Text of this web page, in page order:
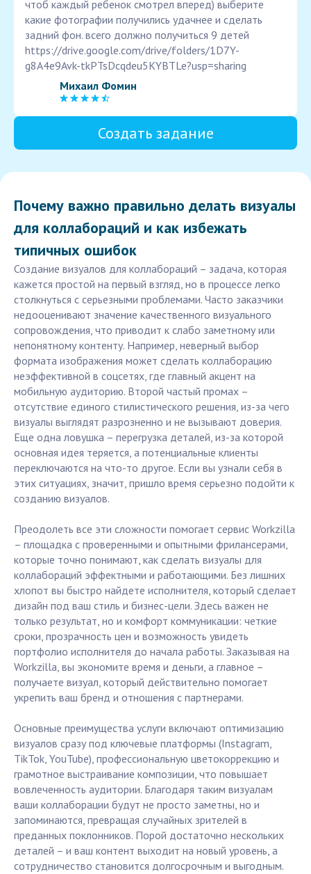
чтоб каждый ребенок смотрел вперед) выберите
какие фотографии получились удачнее и сделать
задний фон. всего должно получиться 9 детей
https://drive.google.com/drive/folders/1D7Y-
g8A4e9Avk-tkPTsDcqdeu5KYBTLe?usp=sharing
Михаил Фомин
Создать задание
Почему важно правильно делать визуалы
для коллабораций и как избежать
типичных ошибок
Создание визуалов для коллабораций – задача, которая
кажется простой на первый взгляд, но в процессе легко
столкнуться с серьезными проблемами. Часто заказчики
недооценивают значение качественного визуального
сопровождения, что приводит к слабо заметному или
непонятному контенту. Например, неверный выбор
формата изображения может сделать коллаборацию
неэффективной в соцсетях, где главный акцент на
мобильную аудиторию. Второй частый промах –
отсутствие единого стилистического решения, из-за чего
визуалы выглядят разрозненно и не вызывают доверия.
Еще одна ловушка – перегрузка деталей, из-за которой
основная идея теряется, а потенциальные клиенты
переключаются на что-то другое. Если вы узнали себя в
этих ситуациях, значит, пришло время серьезно подойти к
созданию визуалов.
Преодолеть все эти сложности помогает сервис Workzilla
– площадка с проверенными и опытными фрилансерами,
которые точно понимают, как сделать визуалы для
коллабораций эффектными и работающими. Без лишних
хлопот вы быстро найдете исполнителя, который сделает
дизайн под ваш стиль и бизнес-цели. Здесь важен не
только результат, но и комфорт коммуникации: четкие
сроки, прозрачность цен и возможность увидеть
портфолио исполнителя до начала работы. Заказывая на
Workzilla, вы экономите время и деньги, а главное –
получаете визуал, который действительно помогает
укрепить ваш бренд и отношения с партнерами.
Основные преимущества услуги включают оптимизацию
визуалов сразу под ключевые платформы (Instagram,
TikTok, YouTube), профессиональную цветокоррекцию и
грамотное выстраивание композиции, что повышает
вовлеченность аудитории. Благодаря таким визуалам
ваши коллаборации будут не просто заметны, но и
запоминаются, превращая случайных зрителей в
преданных поклонников. Порой достаточно нескольких
деталей – и ваш контент выходит на новый уровень, а
сотрудничество становится долгосрочным и выгодным.